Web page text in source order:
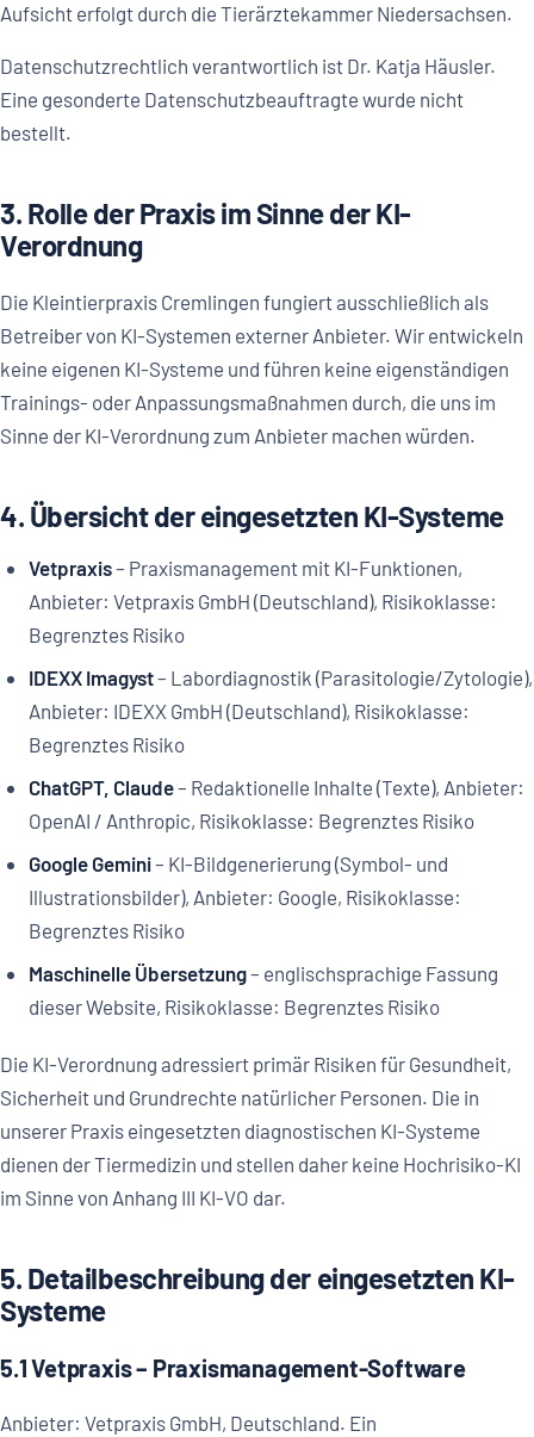
Aufsicht erfolgt durch die Tierärztekammer Niedersachsen.
Datenschutzrechtlich verantwortlich ist Dr. Katja Häusler.
Eine gesonderte Datenschutzbeauftragte wurde nicht
bestellt.
3. Rolle der Praxis im Sinne der KI-
Verordnung
Die Kleintierpraxis Cremlingen fungiert ausschließlich als
Betreiber von KI-Systemen externer Anbieter. Wir entwickeln
keine eigenen KI-Systeme und führen keine eigenständigen
Trainings- oder Anpassungsmaßnahmen durch, die uns im
Sinne der KI-Verordnung zum Anbieter machen würden.
4. Übersicht der eingesetzten KI-Systeme
Vetpraxis– Praxismanagement mit KI-Funktionen,
Anbieter: Vetpraxis GmbH (Deutschland), Risikoklasse:
Begrenztes Risiko
IDEXX Imagyst– Labordiagnostik (Parasitologie/Zytologie),
Anbieter: IDEXX GmbH (Deutschland), Risikoklasse:
Begrenztes Risiko
ChatGPT, Claude– Redaktionelle Inhalte (Texte), Anbieter:
OpenAI / Anthropic, Risikoklasse: Begrenztes Risiko
Google Gemini– KI-Bildgenerierung (Symbol- und
Illustrationsbilder), Anbieter: Google, Risikoklasse:
Begrenztes Risiko
Maschinelle Übersetzung– englischsprachige Fassung
dieser Website, Risikoklasse: Begrenztes Risiko
Die KI-Verordnung adressiert primär Risiken für Gesundheit,
Sicherheit und Grundrechte natürlicher Personen. Die in
unserer Praxis eingesetzten diagnostischen KI-Systeme
dienen der Tiermedizin und stellen daher keine Hochrisiko-KI
im Sinne von Anhang III KI-VO dar.
5. Detailbeschreibung der eingesetzten KI-
Systeme
5.1 Vetpraxis – Praxismanagement-Software
Anbieter: Vetpraxis GmbH, Deutschland. Ein